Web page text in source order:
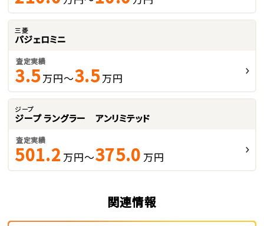
三菱
パジェロミニ
査定実績
3.5万円～3.5万円
ジープ
ジープ ラングラー アンリミテッド
査定実績
501.2 万円～375.0 万円
関連情報